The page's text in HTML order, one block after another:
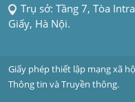
Trụ sở: Tầng 7, Tòa
Giấy, Hà Nội.
Giấy phép thiết lập mạng xã
Thông tin và Truyền thông.